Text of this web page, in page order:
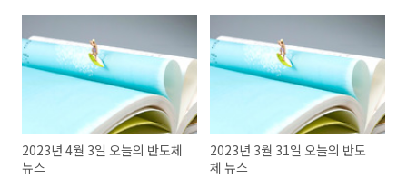
2023년 4월 3일 오늘의 반도체
뉴스
2023년 3월 31일 오늘의 반도
체 뉴스